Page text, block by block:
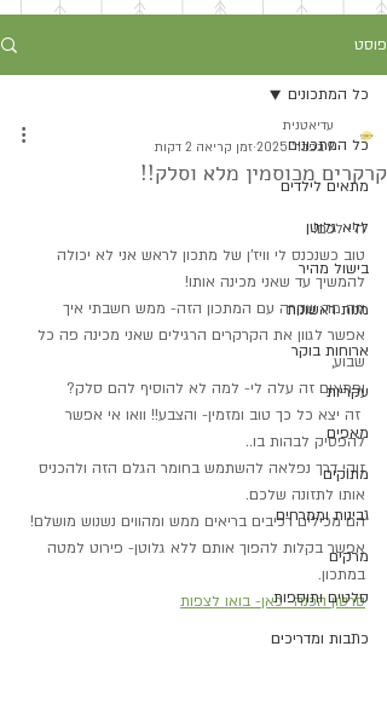
פוסט
כל המתכונים
מתאים לילדים
ללא גלוטן
בישול מהיר
מנות ראשונות
ארוחות בוקר
עקריות
מאפים
מתוקים
גבינות וממרחים
מרקים
סלטים ותוספות
כתבות ומדריכים
כל המתכונים
קרקרים מכוסמין מלא וסלק!!
עדיאטנית
9 בפבר׳ 2025
זמן קריאה 2 דקות
היי לכם!
טוב כשנכנס לי וויז'ן של מתכון לראש אני לא יכולה
להמשיך עד שאני מכינה אותו!
וזה מה שקרה עם המתכון הזה- ממש חשבתי איך
אפשר לגוון את הקרקרים הרגילים שאני מכינה פה כל
שבוע,
ופתאום זה עלה לי- למה לא להוסיף להם סלק?
זה יצא כל כך טוב ומזמין- והצבע!! וואו אי אפשר
להפסיק לבהות בו..
זוהי דרך נפלאה להשתמש בחומר הגלם הזה ולהכניס
אותו לתזונה שלכם.
הם מכילים רכיבים בריאים ממש ומהווים נשנוש מושלם!
אפשר בקלות להפוך אותם ללא גלוטן- פירוט למטה
במתכון.
סרטון הכנה- כאן- בואו לצפות